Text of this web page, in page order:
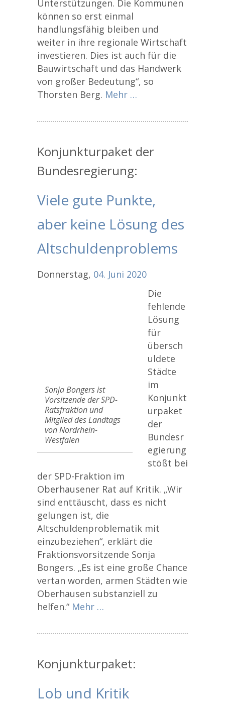
Unterstützungen. Die Kommunen
können so erst einmal
handlungsfähig bleiben und
weiter in ihre regionale Wirtschaft
investieren. Dies ist auch für die
Bauwirtschaft und das Handwerk
von großer Bedeutung“, so
Thorsten Berg. Mehr …
Konjunkturpaket der
Bundesregierung:
Viele gute Punkte,
aber keine Lösung des
Altschuldenproblems
Donnerstag, 04. Juni 2020
Sonja Bongers ist
Vorsitzende der SPD-
Ratsfraktion und
Mitglied des Landtags
von Nordrhein-
Westfalen
Die
fehlende
Lösung
für
übersch
uldete
Städte
im
Konjunkt
urpaket
der
Bundesr
egierung
stößt bei
der SPD-Fraktion im
Oberhausener Rat auf Kritik. „Wir
sind enttäuscht, dass es nicht
gelungen ist, die
Altschuldenproblematik mit
einzubeziehen“, erklärt die
Fraktionsvorsitzende Sonja
Bongers. „Es ist eine große Chance
vertan worden, armen Städten wie
Oberhausen substanziell zu
helfen.“ Mehr …
Konjunkturpaket:
Lob und Kritik